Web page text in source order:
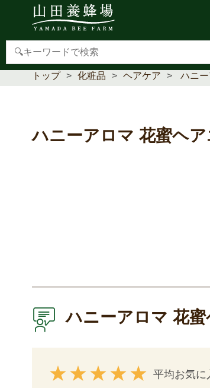
【重要】本人認証サービス(3Dセキュア
トップ 化粧品 ヘアケア ハニ
ハニーアロマ 花蜜ヘ
ハニーアロマ 花
平均お気に